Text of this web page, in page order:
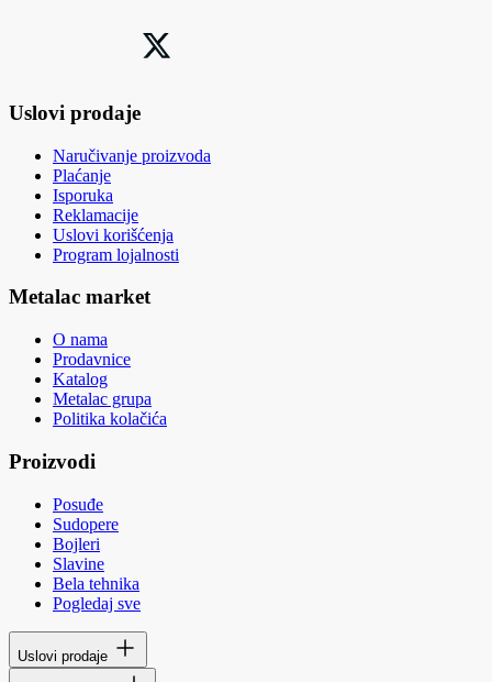
Uslovi prodaje
Naručivanje proizvoda
Plaćanje
Isporuka
Reklamacije
Uslovi korišćenja
Program lojalnosti
Metalac market
O nama
Prodavnice
Katalog
Metalac grupa
Politika kolačića
Proizvodi
Posuđe
Sudopere
Bojleri
Slavine
Bela tehnika
Pogledaj sve
Uslovi prodaje